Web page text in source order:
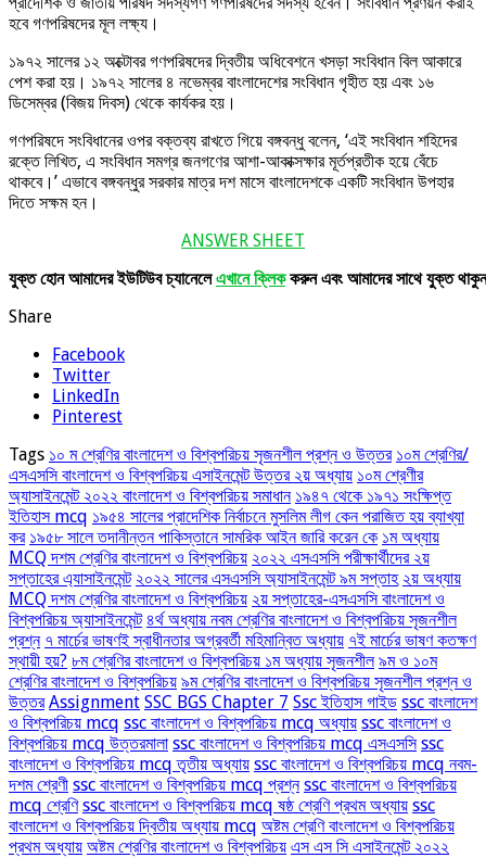
হবে গণপরিষদের মূল লক্ষ্য।
১৯৭২ সালের ১২ অক্টোবর গণপরিষদের দ্বিতীয় অধিবেশনে খসড়া সংবিধান বিল আকারে
পেশ করা হয়। ১৯৭২ সালের ৪ নভেম্বর বাংলাদেশের সংবিধান গৃহীত হয় এবং ১৬
ডিসেম্বর (বিজয় দিবস) থেকে কার্যকর হয়।
গণপরিষদে সংবিধানের ওপর বক্তব্য রাখতে গিয়ে বঙ্গবন্ধু বলেন, ‘এই সংবিধান শহিদের
রক্তে লিখিত, এ সংবিধান সমগ্র জনগণের আশা-আকাক্সক্ষার মূর্তপ্রতীক হয়ে বেঁচে
থাকবে।’ এভাবে বঙ্গবন্ধুর সরকার মাত্র দশ মাসে বাংলাদেশকে একটি সংবিধান উপহার
দিতে সক্ষম হন।
ANSWER SHEET
যুক্ত হোন আমাদের ইউটিউব চ্যানেলে এখানে ক্লিক করুন এবং আমাদের সাথে যুক্ত থাকুন
Share
Facebook
Twitter
LinkedIn
Pinterest
Tags ১০ ম শ্রেণির বাংলাদেশ ও বিশ্বপরিচয় সৃজনশীল প্রশ্ন ও উত্তর ১০ম শ্রেণির/
এসএসসি বাংলাদেশ ও বিশ্বপরিচয় এসাইনমেন্ট উত্তর ২য় অধ্যায় ১০ম শ্রেণীর
অ্যাসাইনমেন্ট ২০২২ বাংলাদেশ ও বিশ্বপরিচয় সমাধান ১৯৪৭ থেকে ১৯৭১ সংক্ষিপ্ত
ইতিহাস mcq ১৯৫৪ সালের প্রাদেশিক নির্বাচনে মুসলিম লীগ কেন পরাজিত হয় ব্যাখ্যা
কর ১৯৫৮ সালে তদানীন্তন পাকিস্তানে সামরিক আইন জারি করেন কে ১ম অধ্যায়
MCQ দশম শ্রেণির বাংলাদেশ ও বিশ্বপরিচয় ২০২২ এসএসসি পরীক্ষার্থীদের ২য়
সপ্তাহের এ্যাসাইনমেন্ট ২০২২ সালের এসএসসি অ্যাসাইনমেন্ট ৯ম সপ্তাহ ২য় অধ্যায়
MCQ দশম শ্রেণির বাংলাদেশ ও বিশ্বপরিচয় ২য় সপ্তাহের-এসএসসি বাংলাদেশ ও
বিশ্বপরিচয় অ্যাসাইনমেন্ট ৪র্থ অধ্যায় নবম শ্রেণির বাংলাদেশ ও বিশ্বপরিচয় সৃজনশীল
প্রশ্ন ৭ মার্চের ভাষণই স্বাধীনতার অগ্রবর্তী মহিমান্বিত অধ্যায় ৭ই মার্চের ভাষণ কতক্ষণ
স্থায়ী হয়? ৮ম শ্রেণির বাংলাদেশ ও বিশ্বপরিচয় ১ম অধ্যায় সৃজনশীল ৯ম ও ১০ম
শ্রেণির বাংলাদেশ ও বিশ্বপরিচয় ৯ম শ্রেণির বাংলাদেশ ও বিশ্বপরিচয় সৃজনশীল প্রশ্ন ও
উত্তর Assignment SSC BGS Chapter 7 Ssc ইতিহাস গাইড ssc বাংলাদেশ
ও বিশ্বপরিচয় mcq ssc বাংলাদেশ ও বিশ্বপরিচয় mcq অধ্যায় ssc বাংলাদেশ ও
বিশ্বপরিচয় mcq উত্তরমালা ssc বাংলাদেশ ও বিশ্বপরিচয় mcq এসএসসি ssc
বাংলাদেশ ও বিশ্বপরিচয় mcq তৃতীয় অধ্যায় ssc বাংলাদেশ ও বিশ্বপরিচয় mcq নবম-
দশম শ্রেণী ssc বাংলাদেশ ও বিশ্বপরিচয় mcq প্রশ্ন ssc বাংলাদেশ ও বিশ্বপরিচয়
mcq শ্রেণি ssc বাংলাদেশ ও বিশ্বপরিচয় mcq ষষ্ঠ শ্রেণি প্রথম অধ্যায় ssc
বাংলাদেশ ও বিশ্বপরিচয় দ্বিতীয় অধ্যায় mcq অষ্টম শ্রেণি বাংলাদেশ ও বিশ্বপরিচয়
প্রথম অধ্যায় অষ্টম শ্রেণির বাংলাদেশ ও বিশ্বপরিচয় এস এস সি এসাইনমেন্ট ২০২২